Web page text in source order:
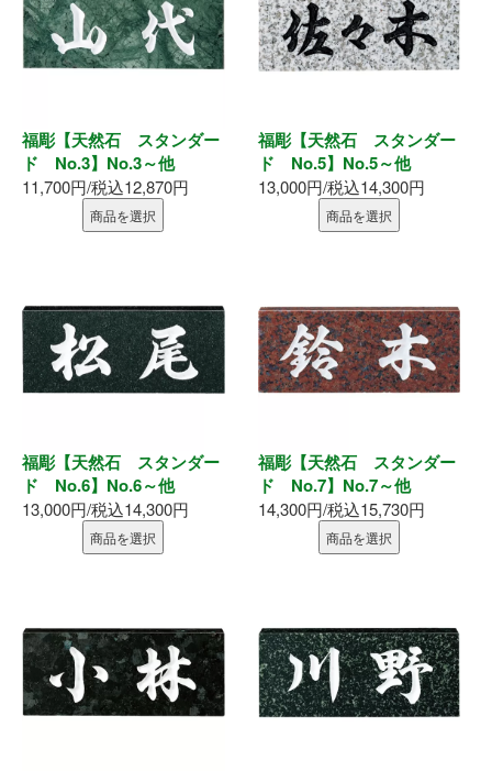
内装部材
水廻り
換気部材
通気部材
アルミ型材
表札
ポスト
照明
充電工具
福彫【天然石 スタンダー
ド No.3】No.3～他
11,700円/税込12,870円
商品を選択
福彫【天然石 スタンダー
ド No.5】No.5～他
13,000円/税込14,300円
商品を選択
福彫【天然石 スタンダー
ド No.6】No.6～他
13,000円/税込14,300円
商品を選択
福彫【天然石 スタンダー
ド No.7】No.7～他
14,300円/税込15,730円
商品を選択